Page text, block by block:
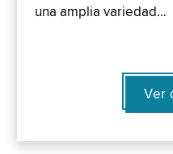
una amplia variedad…
Ver